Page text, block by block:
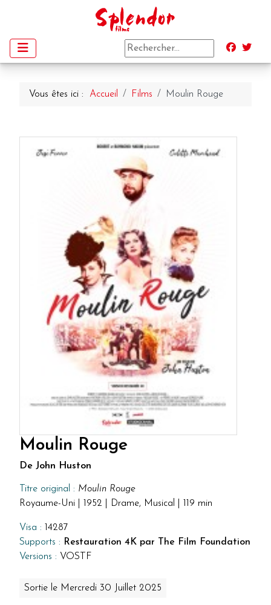
Vous êtes ici : Accueil Films Moulin Rouge
Moulin Rouge
De John Huston
Titre original : Moulin Rouge
Royaume-Uni | 1952 | Drame, Musical | 119 min
Visa :
14287
Supports : Restauration 4K par The Film Foundation
Versions : VOSTF
Sortie le Mercredi 30 Juillet 2025